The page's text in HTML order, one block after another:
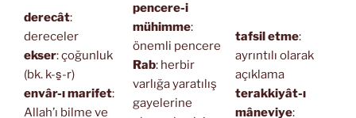
derecât:
dereceler
ekser: çoğunluk
(bk. k-s̱-r)
envâr-ı marifet:
Allah’ı bilme ve
pencere-i
mühimme:
önemli pencere
Rab: herbir
varlığa yaratılış
gayelerine
tafsil etme:
ayrıntılı olarak
açıklama
terakkiyât-ı
mâneviye: